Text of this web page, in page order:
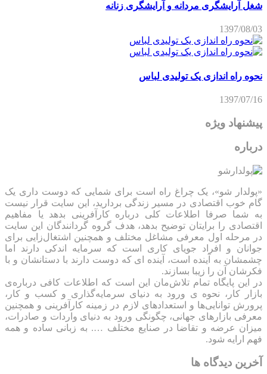
شغل آرایشگری مردانه و آرایشگری زنانه
1397/08/03
نحوه راه اندازی یک تولیدی لباس
1397/07/16
پیشنهاد ویژه
درباره
«پولدار شو»، یک چراغ راه است برای شمایی که دوست داری یک
گام خوب اقتصادی در مسیر زندگی بردارید، این سایت قرار نیست
به شما صرفا اطلاعات کلی درباره کارآفرینی بدهد یا مفاهیم
اقتصادی را برایتان توضیح بدهد، هدف گروه گردانندگان این سایت
در مرحله اول معرفی مشاغل مختلف و همچنین اشتغال‌زایی برای
جوانان و افراد جویای کاری است که سرمایه اندکی دارند اما
چشمشان به آینده است، آینده ای که دوست دارند با دستانشان و با
فکرشان آن را زیبا بسازند.
در این پایگاه تمام تلاش‌مان این است که ‌اطلاعات کافی درباره‌ی
بازار کار، نحوه ی ورود به دنیای سرمایه‌گذاری و کسب و کار،
پرورش توانایی‌ها و استعدادهای لازم در زمینه کارآفرینی و همچنین
معرفی بازارهای جهانی، چگونگی ورود به دنیای واردات و صادرات،
میزان عرضه و تقاضا در صنایع مختلف …. به زبانی ساده و همه
فهم ارایه شود.
آخرین دیدگاه ها